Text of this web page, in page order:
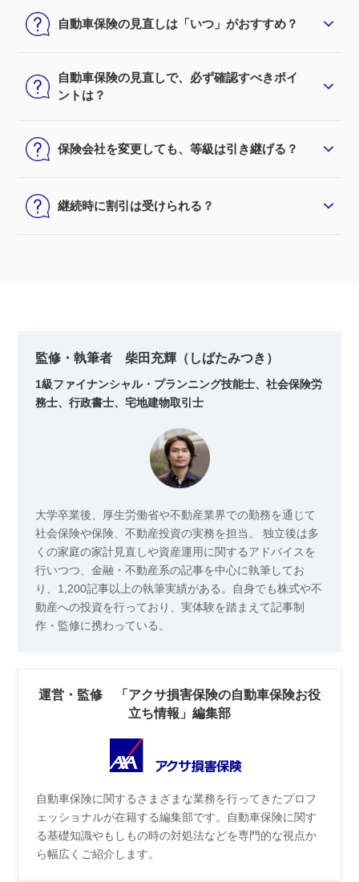
自動車保険の見直しは「いつ」がおすすめ？
自動車保険の見直しで、必ず確認すべきポイ
ントは？
保険会社を変更しても、等級は引き継げる？
継続時に割引は受けられる？
監修・執筆者 柴田充輝（しばたみつき）
1級ファイナンシャル・プランニング技能士、社会保険労
務士、行政書士、宅地建物取引士
​大学卒業後、厚生労働省や不動産業界での勤務を通じて
社会保険や保険、不動産投資の実務を担当。 独立後は多
くの家庭の家計見直しや資産運用に関するアドバイスを
行いつつ、金融・不動産系の記事を中心に執筆してお
り、1,200記事以上の執筆実績がある。自身でも株式や不
動産への投資を行っており、実体験を踏まえて記事制
作・監修に携わっている。
運営・監修 「アクサ損害保険の自動車保険お役
立ち情報」編集部
自動車保険に関するさまざまな業務を行ってきたプロフ
ェッショナルが在籍する編集部です。自動車保険に関す
る基礎知識やもしもの時の対処法などを専門的な視点か
ら幅広くご紹介します。